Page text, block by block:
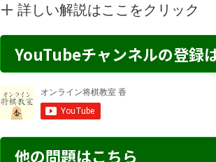
詳しい解説はここをクリック
YouTubeチャンネルの登録
他の問題はこちら
解説